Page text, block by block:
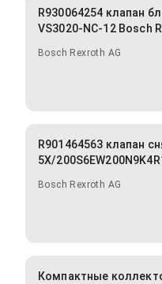
R930064254 клапан
VS3020-NC-12 Bosch
Bosch Rexroth AG
R901464563 клапан
5X/
Bosch Rexroth AG
Компактные